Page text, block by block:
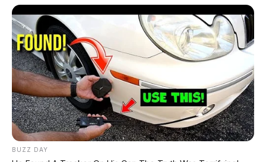
kendaraan, daftar harga OTR terbaru, inspirasi modifikasi, info
lalu lintas dan transportasi nasional.
KATEGORI
Review Mobil
Spesifikasi Motor
Tips & Perawatan
Event Otomotif
Daftar Harga OTR
BUZZ DAY